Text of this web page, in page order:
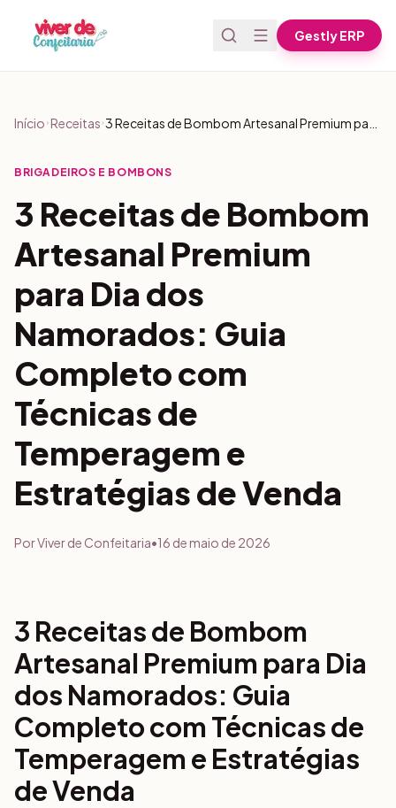
Gestly ERP
Início Receitas
BRIGADEIROS E BOMBONS
3 Receitas de Bombom
Artesanal Premium
para Dia dos
Namorados: Guia
Completo com
Técnicas de
Temperagem e
Estratégias de Venda
PorViver de Confeitaria•16 de maio de 2026
3 Receitas de Bombom
Artesanal Premium para Dia
dos Namorados: Guia
Completo com Técnicas de
Temperagem e Estratégias
de Venda